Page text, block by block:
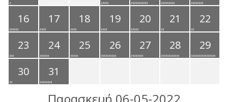
16
17 18 19 20 21
22
23
24 25 26 27 28
29
30
31